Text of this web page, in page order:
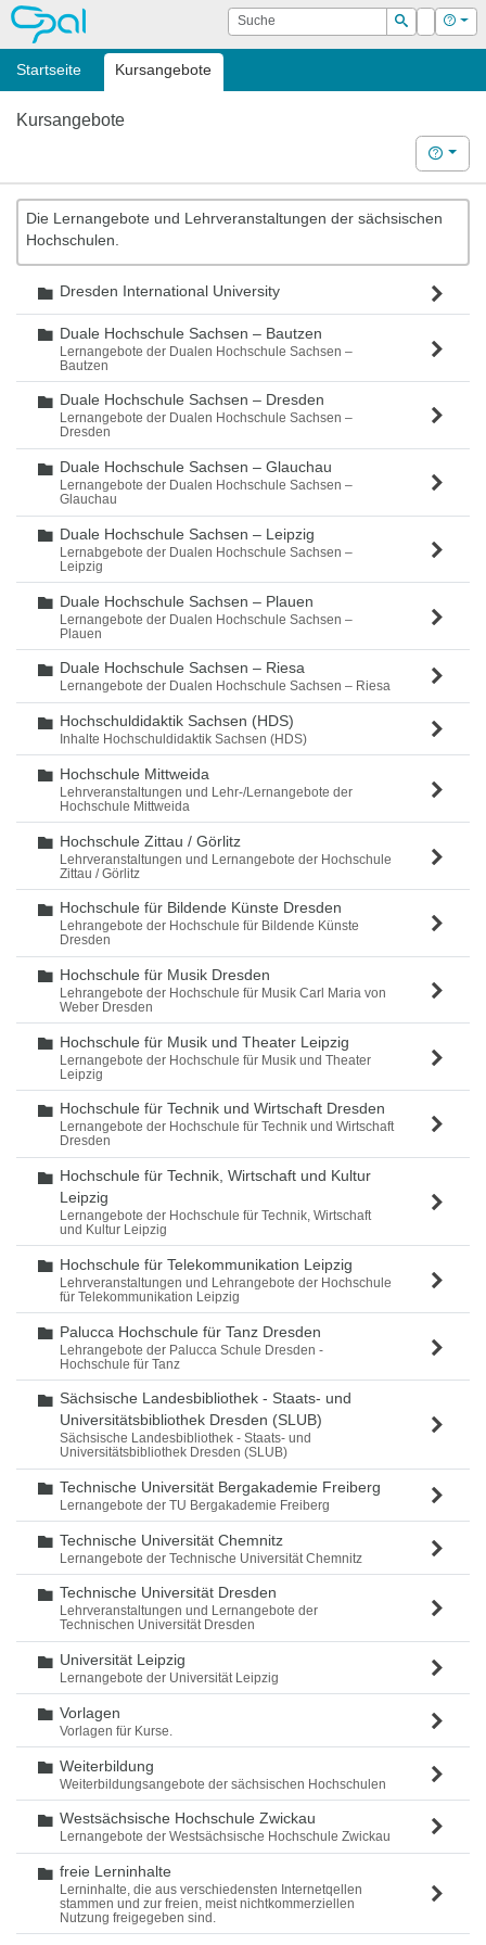
OPAL Suche
Suchen
Login Hilfe
Startseite Kursangebote
Kursangebote
Hilfe
Die Lernangebote und Lehrveranstaltungen der sächsischen
Hochschulen.
Ordner
Dresden International University
Ordner
Duale Hochschule Sachsen – Bautzen
Lernangebote der Dualen Hochschule Sachsen –
Bautzen
Ordner
Duale Hochschule Sachsen – Dresden
Lernangebote der Dualen Hochschule Sachsen –
Dresden
Ordner
Duale Hochschule Sachsen – Glauchau
Lernangebote der Dualen Hochschule Sachsen –
Glauchau
Ordner
Duale Hochschule Sachsen – Leipzig
Lernabgebote der Dualen Hochschule Sachsen –
Leipzig
Ordner
Duale Hochschule Sachsen – Plauen
Lernangebote der Dualen Hochschule Sachsen –
Plauen
Ordner
Duale Hochschule Sachsen – Riesa
Lernangebote der Dualen Hochschule Sachsen – Riesa
Ordner
Hochschuldidaktik Sachsen (HDS)
Inhalte Hochschuldidaktik Sachsen (HDS)
Ordner
Hochschule Mittweida
Lehrveranstaltungen und Lehr-/Lernangebote der
Hochschule Mittweida
Ordner
Hochschule Zittau / Görlitz
Lehrveranstaltungen und Lernangebote der Hochschule
Zittau / Görlitz
Ordner
Hochschule für Bildende Künste Dresden
Lehrangebote der Hochschule für Bildende Künste
Dresden
Ordner
Hochschule für Musik Dresden
Lehrangebote der Hochschule für Musik Carl Maria von
Weber Dresden
Ordner
Hochschule für Musik und Theater Leipzig
Lernangebote der Hochschule für Musik und Theater
Leipzig
Ordner
Hochschule für Technik und Wirtschaft Dresden
Lernangebote der Hochschule für Technik und Wirtschaft
Dresden
Ordner
Hochschule für Technik, Wirtschaft und Kultur
Leipzig
Lernangebote der Hochschule für Technik, Wirtschaft
und Kultur Leipzig
Ordner
Hochschule für Telekommunikation Leipzig
Lehrveranstaltungen und Lehrangebote der Hochschule
für Telekommunikation Leipzig
Ordner
Palucca Hochschule für Tanz Dresden
Lehrangebote der Palucca Schule Dresden -
Hochschule für Tanz
Ordner
Sächsische Landesbibliothek - Staats- und
Universitätsbibliothek Dresden (SLUB)
Sächsische Landesbibliothek - Staats- und
Universitätsbibliothek Dresden (SLUB)
Ordner
Technische Universität Bergakademie Freiberg
Lernangebote der TU Bergakademie Freiberg
Ordner
Technische Universität Chemnitz
Lernangebote der Technische Universität Chemnitz
Ordner
Technische Universität Dresden
Lehrveranstaltungen und Lernangebote der
Technischen Universität Dresden
Ordner
Universität Leipzig
Lernangebote der Universität Leipzig
Ordner
Vorlagen
Vorlagen für Kurse.
Ordner
Weiterbildung
Weiterbildungsangebote der sächsischen Hochschulen
Ordner
Westsächsische Hochschule Zwickau
Lernangebote der Westsächsische Hochschule Zwickau
Ordner
freie Lerninhalte
Lerninhalte, die aus verschiedensten Internetqellen
stammen und zur freien, meist nichtkommerziellen
Nutzung freigegeben sind.